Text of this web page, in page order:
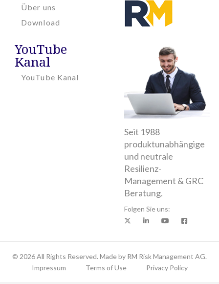
Über uns
Download
YouTube
Kanal
YouTube Kanal
Seit 1988
produktunabhängige
und neutrale
Resilienz-
Management & GRC
Beratung.
Folgen Sie uns:
LinkedIn YouTubeFacebook
© 2026 All Rights Reserved. Made by RM Risk Management AG.
Impressum
Terms of Use Privacy Policy